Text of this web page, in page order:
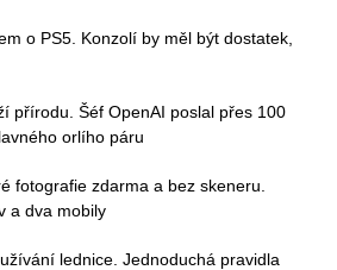
o PS5. Konzolí by měl být dostatek,
přírodu. Šéf OpenAI poslal přes 100
orlího páru
fotografie zdarma a bez skeneru.
a dva mobily
lednice. Jednoduchá pravidla